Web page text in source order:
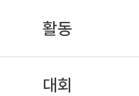
활동
대회